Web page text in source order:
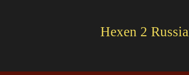
Hexen 2